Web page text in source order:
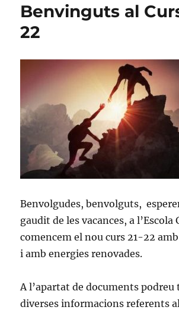
Benvinguts al
22
Benvolgudes, benvolguts,
gaudit de les vacances, a l’Escola
comencem el nou curs 21-22
i amb energies renovades.
A l’apartat de documents podreu
diverses informacions referents al